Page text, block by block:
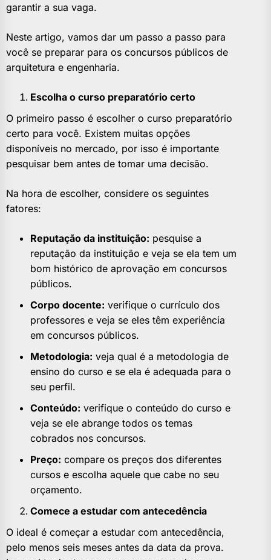
garantir a sua vaga.
Neste artigo, vamos dar um passo a passo para
você se preparar para os concursos públicos de
arquitetura e engenharia.
Escolha o curso preparatório certo
O primeiro passo é escolher o curso preparatório
certo para você. Existem muitas opções
disponíveis no mercado, por isso é importante
pesquisar bem antes de tomar uma decisão.
Na hora de escolher, considere os seguintes
fatores:
Reputação da instituição: pesquise a
reputação da instituição e veja se ela tem um
bom histórico de aprovação em concursos
públicos.
Corpo docente: verifique o currículo dos
professores e veja se eles têm experiência
em concursos públicos.
Metodologia: veja qual é a metodologia de
ensino do curso e se ela é adequada para o
seu perfil.
Conteúdo: verifique o conteúdo do curso e
veja se ele abrange todos os temas
cobrados nos concursos.
Preço: compare os preços dos diferentes
cursos e escolha aquele que cabe no seu
orçamento.
Comece a estudar com antecedência
O ideal é começar a estudar com antecedência,
pelo menos seis meses antes da data da prova.